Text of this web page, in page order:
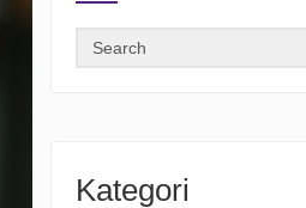
Kategori